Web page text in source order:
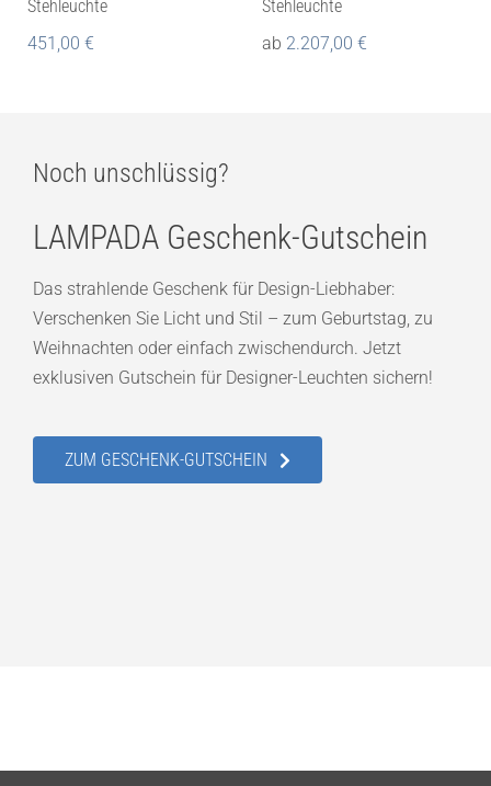
Stehleuchte
451,00 €
Stehleuchte
ab 2.207,00 €
Noch unschlüssig?
LAMPADA Geschenk-Gutschein
Das strahlende Geschenk für Design-Liebhaber:
Verschenken Sie Licht und Stil – zum Geburtstag, zu
Weihnachten oder einfach zwischendurch. Jetzt
exklusiven Gutschein für Designer-Leuchten sichern!
ZUM GESCHENK-GUTSCHEIN